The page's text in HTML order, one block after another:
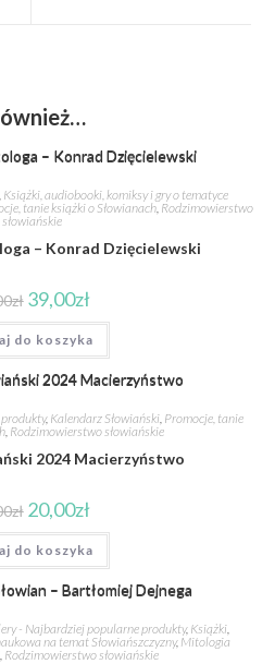
Książki, audiobooki, komiksy i gry o tematyce
tanie książki o Słowianach, Rodzimowierstwo
słowiańskie
– Konrad Dzięcielewski
zł 39,00zł
do koszyka
, Kalendarz Słowiański, Promocje, tanie
, Rodzimowierstwo słowiańskie
2024 Macierzyństwo
zł 20,00zł
do koszyka
- Najbardziej popularne produkty, Książki
na temat Słowiańszczyzny, Mitologia
Rodzimowierstwo słowiańskie